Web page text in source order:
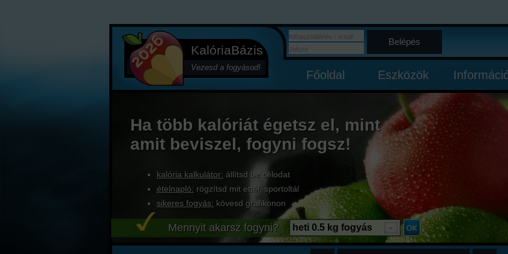
KalóriaBázis
Vezesd a fogyásod!
Belépés
Főoldal Eszközök
Ha több kalóriát égetsz el, mint
amit beviszel, fogyni fogsz!
kalória kalkulátor: állítsd be célodat
ételnapló: rögzítsd mit ettél, sportoltál
sikeres fogyás: kövesd grafikonon
Mennyit akarsz fogyni? heti 0.5 kg fogyás